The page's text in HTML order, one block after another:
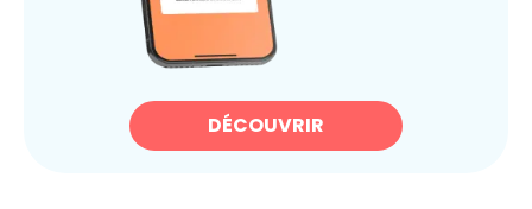
DÉCOUVRIR